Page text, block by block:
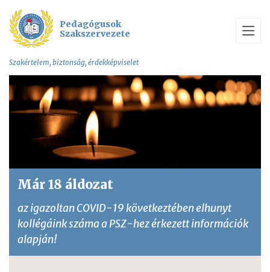
Pedagógusok
Szakszervezete
Szakértelem, biztonság, érdekképviselet
Már 18 áldozat
az igazoltan COVID-19 következtében elhunyt
kollégáink száma a PSZ-hez érkezett információk
alapján!